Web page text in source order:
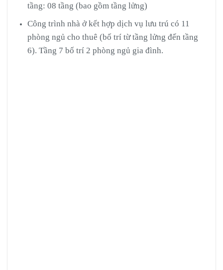
tầng: 08 tầng (bao gồm tầng lửng)
Công trình nhà ở kết hợp dịch vụ lưu trú có 11
phòng ngủ cho thuê (bố trí từ tầng lửng đến tầng
6). Tầng 7 bố trí 2 phòng ngủ gia đình.